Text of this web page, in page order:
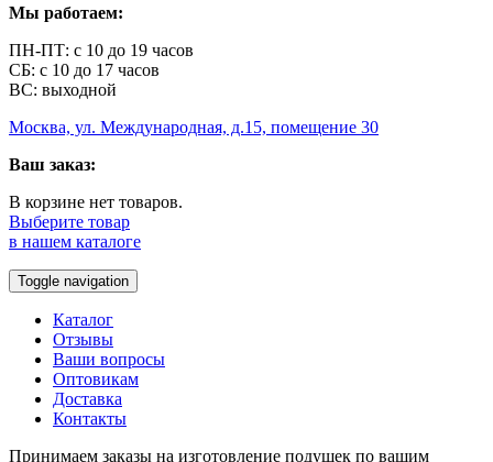
Мы работаем:
ПН-ПТ: с 10 до 19 часов
СБ: с 10 до 17 часов
ВС: выходной
Москва, ул. Международная, д.15, помещение 30
Ваш заказ:
В корзине нет товаров.
Выберите товар
в нашем каталоге
Toggle navigation
Каталог
Отзывы
Ваши вопросы
Оптовикам
Доставка
Контакты
Принимаем заказы на изготовление подушек по вашим